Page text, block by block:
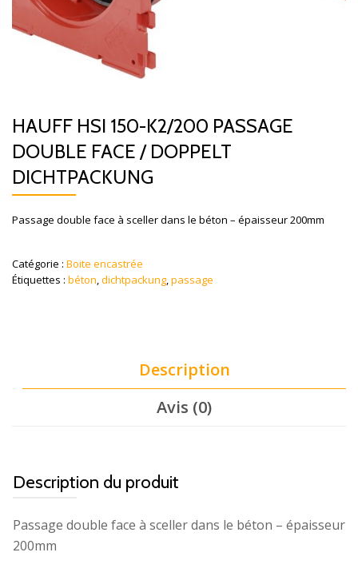
HAUFF HSI 150-K2/200 PASSAGE
DOUBLE FACE / DOPPELT
DICHTPACKUNG
Passage double face à sceller dans le béton – épaisseur 200mm
Catégorie : Boite encastrée
Étiquettes : béton,dichtpackung,passage
Description
Avis (0)
Description du produit
Passage double face à sceller dans le béton – épaisseur
200mm